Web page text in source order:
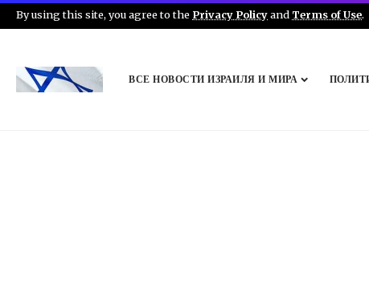
By using this site, you agree to the Privacy Policyand Terms of Use.
ВСЕ НОВОСТИ ИЗРАИЛЯ И МИРА